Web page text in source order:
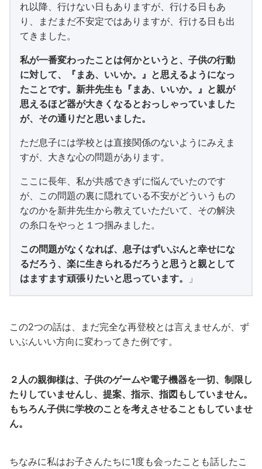
れ以降、行けない日もありますが、行ける日もあ
り、まだまだ不安定ではありますが、行ける日も出
てきました。
私が一番変わったことは何かというと、子供の行動
に対して、『まあ、いいか。』と思えるようになっ
たことです。 新井先生も『まあ、いいか。』と親が
思えるほど器が大きくなるとおっしゃっていました
が、その通りだと思いました。
ただ息子には学校とは直接関係のないようにみえま
すが、大きな心の問題があります。
ここに長年、私が共感できずに悩んでいたのです
が、この問題の裏に隠れている不安がどういうもの
なのかを新井先生から教えていただいて、その解決
の糸口をやっと１つ掴みました。
この問題がなくなれば、息子はずいぶんと幸せにな
るだろう、楽に生きられるだろうと思うと親として
はますます頑張りたいと思っています。
」
この2つの話は、まだ完全な再登校とは言えませんが、ず
いぶんいい方向に変わってきた例です。
２人の親御様は、子供のゲームや電子機器を一切、制限し
たりしていませんし、提案、指示、指図もしていません。
もちろん子供に学校のことを考えさせることもしていませ
ん。
ちなみに私はお子さんたちに1度も会ったことも話したこ